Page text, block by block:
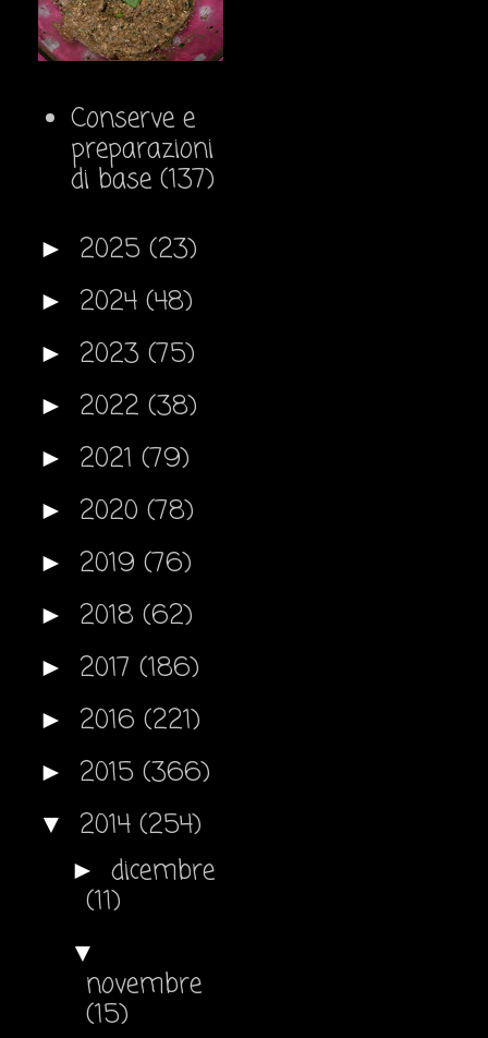
Conserve e
preparazioni
di base (137)
► 2025 (23)
► 2024 (48)
► 2023 (75)
► 2022 (38)
► 2021 (79)
► 2020 (78)
► 2019 (76)
► 2018 (62)
► 2017 (186)
► 2016 (221)
► 2015 (366)
▼ 2014 (254)
► dicembre
(11)
▼
novembre
(15)